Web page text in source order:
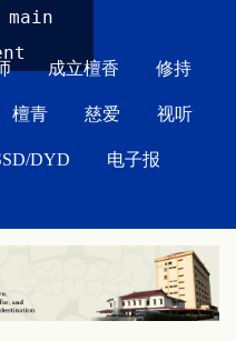
成立檀香 修持
檀青 慈爱 视听
DYD 电子报